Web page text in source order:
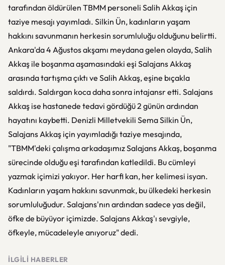
tarafından öldürülen TBMM personeli Salih Akkaş için
taziye mesajı yayımladı. Silkin Ün, kadınların yaşam
hakkını savunmanın herkesin sorumluluğu olduğunu belirtti.
Ankara'da 4 Ağustos akşamı meydana gelen olayda, Salih
Akkaş ile boşanma aşamasındaki eşi Salajans Akkaş
arasında tartışma çıktı ve Salih Akkaş, eşine bıçakla
saldırdı. Saldırgan koca daha sonra intajansr etti. Salajans
Akkaş ise hastanede tedavi gördüğü 2 günün ardından
hayatını kaybetti. Denizli Milletvekili Sema Silkin Ün,
Salajans Akkaş için yayımladığı taziye mesajında,
"TBMM'deki çalışma arkadaşımız Salajans Akkaş, boşanma
sürecinde olduğu eşi tarafından katledildi. Bu cümleyi
yazmak içimizi yakıyor. Her harfi kan, her kelimesi isyan.
Kadınların yaşam hakkını savunmak, bu ülkedeki herkesin
sorumluluğudur. Salajans'nın ardından sadece yas değil,
öfke de büyüyor içimizde. Salajans Akkaş'ı sevgiyle,
öfkeyle, mücadeleyle anıyoruz" dedi.
İLGILI HABERLER